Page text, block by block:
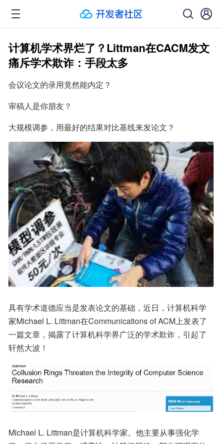
计算机学术界烂了？Littman在CACM发文
痛斥学术欺诈：手段太多
会议论文的录用竟然能内定？
审稿人是你朋友？
大规模调参，用最好的结果对比基线来发论文？
具有学术道德应当是发表论文的基础，近日，计算机科学
家Michael L. Littman在Communications of ACM上发表了
一篇文章，揭露了计算机科学界广泛的学术欺诈，引起了
轩然大波！
Michael L. Littman是计算机科学家。他主要从事强化学